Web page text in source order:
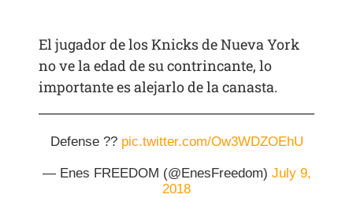
El jugador de los Knicks de Nueva York
no ve la edad de su contrincante, lo
importante es alejarlo de la canasta.
Defense ?? pic.twitter.com/Ow3WDZOEhU
— Enes FREEDOM (@EnesFreedom) July 9,
2018